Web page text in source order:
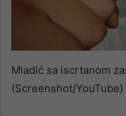
Mladić sa iscrtanom
(Screenshot/YouTube)